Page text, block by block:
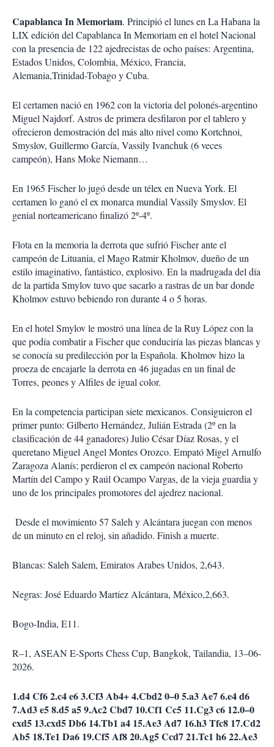
Capablanca In Memoriam. Principió el lunes en La Habana la
LIX edición del Capablanca In Memoriam en el hotel Nacional
con la presencia de 122 ajedrecistas de ocho países: Argentina,
Estados Unidos, Colombia, México, Francia,
Alemania,Trinidad-Tobago y Cuba.
El certamen nació en 1962 con la victoria del polonés-argentino
Miguel Najdorf. Astros de primera desfilaron por el tablero y
ofrecieron demostración del más alto nivel como Kortchnoi,
Smyslov, Guillermo García, Vassily Ivanchuk (6 veces
campeón), Hans Moke Niemann…
En 1965 Fischer lo jugó desde un télex en Nueva York. El
certamen lo ganó el ex monarca mundial Vassily Smyslov. El
genial norteamericano finalizó 2º-4º.
Flota en la memoria la derrota que sufrió Fischer ante el
campeón de Lituania, el Mago Ratmir Kholmov, dueño de un
estilo imaginativo, fantástico, explosivo. En la madrugada del día
de la partida Smylov tuvo que sacarlo a rastras de un bar donde
Kholmov estuvo bebiendo ron durante 4 o 5 horas.
En el hotel Smylov le mostró una línea de la Ruy López con la
que podía combatir a Fischer que conduciría las piezas blancas y
se conocía su predilección por la Española. Kholmov hizo la
proeza de encajarle la derrota en 46 jugadas en un final de
Torres, peones y Alfiles de igual color.
En la competencia participan siete mexicanos. Consiguieron el
primer punto: Gilberto Hernández, Julián Estrada (2º en la
clasificación de 44 ganadores) Julio César Díaz Rosas, y el
queretano Miguel Angel Montes Orozco. Empató Migel Arnulfo
Zaragoza Alanís; perdieron el ex campeón nacional Roberto
Martín del Campo y Raúl Ocampo Vargas, de la vieja guardia y
uno de los principales promotores del ajedrez nacional.
Desde el movimiento 57 Saleh y Alcántara juegan con menos
de un minuto en el reloj, sin añadido. Finish a muerte.
Blancas: Saleh Salem, Emiratos Arabes Unidos, 2,643.
Negras: José Eduardo Martíez Alcántara, México,2,663.
Bogo-India, E11.
R–1, ASEAN E-Sports Chess Cup, Bangkok, Tailandia, 13–06-
2026.
1.d4 Cf6 2.c4 e6 3.Cf3 Ab4+ 4.Cbd2 0–0 5.a3 Ae7 6.e4 d6
7.Ad3 e5 8.d5 a5 9.Ac2 Cbd7 10.Cf1 Cc5 11.Cg3 c6 12.0–0
cxd5 13.cxd5 Db6 14.Tb1 a4 15.Ae3 Ad7 16.h3 Tfc8 17.Cd2
Ab5 18.Te1 Da6 19.Cf5 Af8 20.Ag5 Ccd7 21.Tc1 h6 22.Ae3